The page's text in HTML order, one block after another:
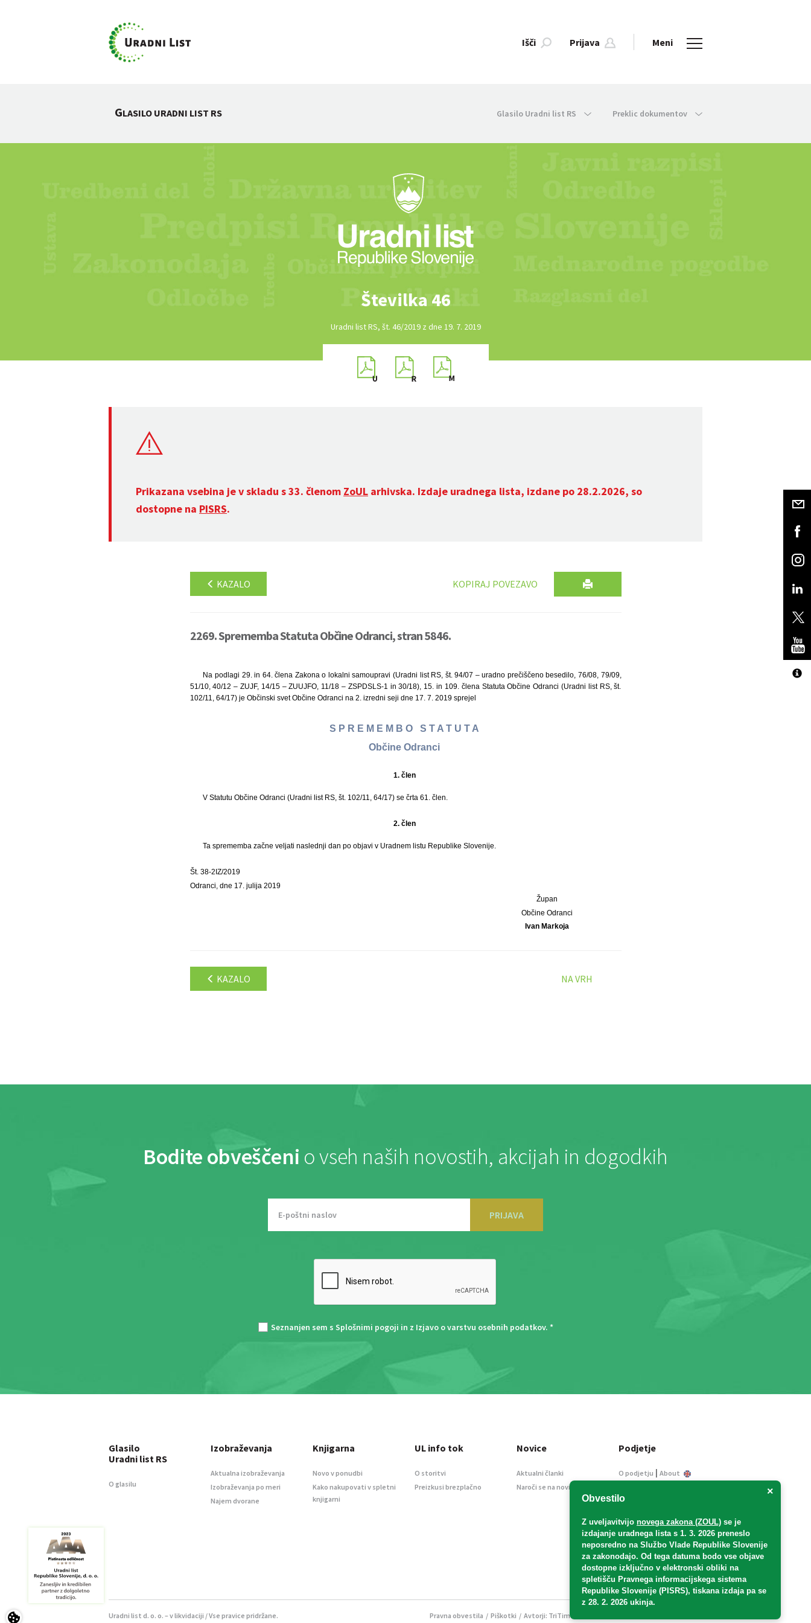
Išči Prijava Meni
GLASILO URADNI LIST RS Glasilo Uradni list RS Preklic dokumentov
Številka 46
Uradni list RS, št. 46/2019 z dne 19. 7. 2019
Prikazana vsebina je v skladu s 33. členom ZoUL arhivska. Izdaje uradnega lista, izdane po 28.2.2026, so
dostopne na PISRS.
KAZALO KOPIRAJ POVEZAVO
2269. Sprememba Statuta Občine Odranci, stran 5846.
Na podlagi 29. in 64. člena Zakona o lokalni samoupravi (Uradni list RS, št. 94/07 – uradno prečiščeno besedilo, 76/08, 79/09,
51/10, 40/12 – ZUJF, 14/15 – ZUUJFO, 11/18 – ZSPDSLS-1 in 30/18), 15. in 109. člena Statuta Občine Odranci (Uradni list RS, št.
102/11, 64/17) je Občinski svet Občine Odranci na 2. izredni seji dne 17. 7. 2019 sprejel
S P R E M E M B O S T A T U T A
Občine Odranci
1. člen
V Statutu Občine Odranci (Uradni list RS, št. 102/11, 64/17) se črta 61. člen.
2. člen
Ta sprememba začne veljati naslednji dan po objavi v Uradnem listu Republike Slovenije.
Št. 38-2IZ/2019
Odranci, dne 17. julija 2019
Župan
Občine Odranci
Ivan Markoja
KAZALO NA VRH
Bodite obveščeni o vseh naših novostih, akcijah in dogodkih
PRIJAVA
Seznanjen sem s Splošnimi pogoji in z Izjavo o varstvu osebnih podatkov. *
×
Obvestilo
Z uveljavitvijo novega zakona (ZOUL) se je
izdajanje uradnega lista s 1. 3. 2026 preneslo
neposredno na Službo Vlade Republike Slovenije
za zakonodajo. Od tega datuma bodo vse objave
dostopne izključno v elektronski obliki na
spletišču Pravnega informacijskega sistema
Republike Slovenije (PISRS), tiskana izdaja pa se
z 28. 2. 2026 ukinja.
Glasilo
Uradni list RS
O glasilu
Izobraževanja
Aktualna izobraževanja
Izobraževanja po meri
Najem dvorane
Knjigarna
Novo v ponudbi
Kako nakupovati v spletni
knjigarni
UL info tok
O storitvi
Preizkusi brezplačno
Novice
Aktualni članki
Naroči se na novice
Podjetje
O podjetju | About
Informacije javnega
Oglaševanje
Splošni pogoji
Izjava o varstvu osebnih
podatkov
E-dražbe
Uradni list d. o. o. – v likvidaciji / Vse pravice pridržane. Pravna obvestila / Piškotki / Avtorji: TriTim spletna agencija